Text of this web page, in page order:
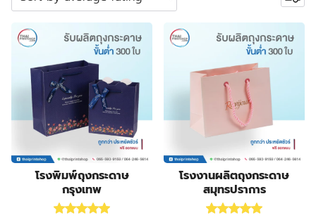
Search
หมวดหมู่สินค้า
ปลอกสวมแก้ว 22
products
กระเป๋าผ้า ถุงผ้า 55
products
กล่องกระดาษคราฟท์
23
products
กล่องขนม 2323
products
กล่องครีม
55
products
กล่องครีมกันแดด 33
products
กล่องจั่วปัง พรีเมี่ยม 1919
กล่องดิสเพลย์ 99
products
กล่องทรงกระบอก 11
โรงพิมพ์ถุงกระดาษ
กรุงเทพ
Rated5.00
โรงงานผลิตถุงกระดาษ
สมุทรปราการ
Rated5.00